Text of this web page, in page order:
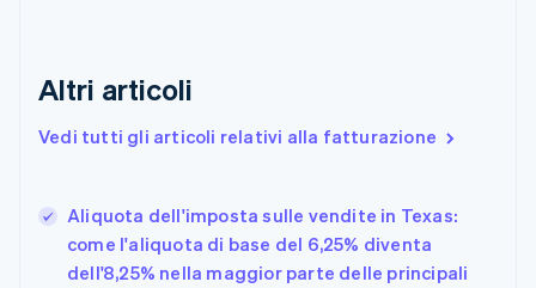
Altri articoli
Vedi tutti gli articoli relativi alla fatturazione
Aliquota dell'imposta sulle vendite in Texas:
come l'aliquota di base del 6,25% diventa
dell'8,25% nella maggior parte delle principali
Danimarca
Emirati Arabi Uniti
English
Finlandia
EnglishSvenska